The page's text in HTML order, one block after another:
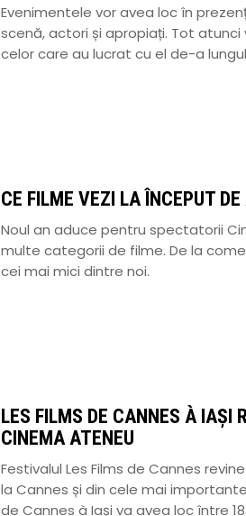
Evenimentele vor avea loc în
scenă, actori și apropiați. Tot
celor care au lucrat cu el de-a
CE FILME VEZI LA ÎNCEPUT
Noul an aduce pentru spectatorii
multe categorii de filme. De la
cei mai mici dintre noi.
LES FILMS DE CANNES À IAȘI
CINEMA ATENEU
Festivalul Les Films de Cannes
la Cannes și din cele mai
de Cannes à Iași va avea loc între